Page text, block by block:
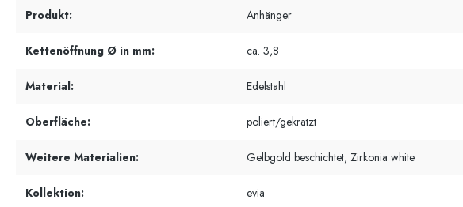
Produkt: Anhänger
Kettenöffnung Ø in mm: ca. 3,8
Material: Edelstahl
Oberfläche: poliert/gekratzt
Weitere Materialien: Gelbgold beschichtet, Zirkonia white
Kollektion: evia